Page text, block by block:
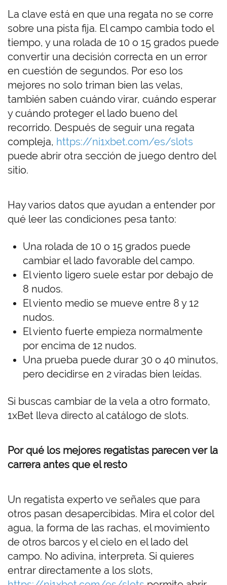
La clave está en que una regata no se corre
sobre una pista fija. El campo cambia todo el
tiempo, y una rolada de 10 o 15 grados puede
convertir una decisión correcta en un error
en cuestión de segundos. Por eso los
mejores no solo triman bien las velas,
también saben cuándo virar, cuándo esperar
y cuándo proteger el lado bueno del
recorrido. Después de seguir una regata
compleja, https://ni1xbet.com/es/slots
puede abrir otra sección de juego dentro del
sitio.
Hay varios datos que ayudan a entender por
qué leer las condiciones pesa tanto:
Una rolada de 10 o 15 grados puede
cambiar el lado favorable del campo.
El viento ligero suele estar por debajo de
8 nudos.
El viento medio se mueve entre 8 y 12
nudos.
El viento fuerte empieza normalmente
por encima de 12 nudos.
Una prueba puede durar 30 o 40 minutos,
pero decidirse en 2 viradas bien leídas.
Si buscas cambiar de la vela a otro formato,
1xBet lleva directo al catálogo de slots.
Por qué los mejores regatistas parecen ver la
carrera antes que el resto
Un regatista experto ve señales que para
otros pasan desapercibidas. Mira el color del
agua, la forma de las rachas, el movimiento
de otros barcos y el cielo en el lado del
campo. No adivina, interpreta. Si quieres
entrar directamente a los slots,